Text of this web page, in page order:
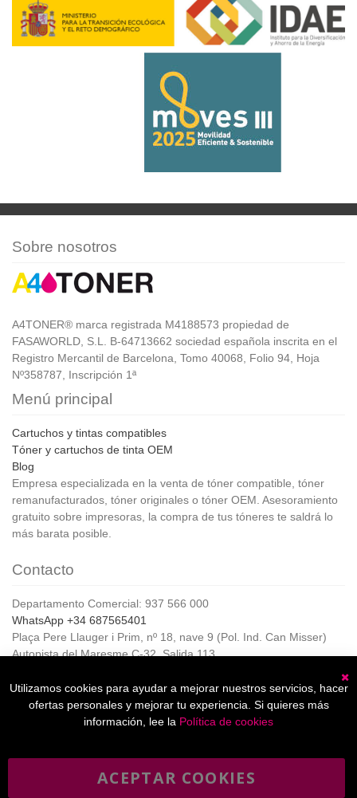
Sobre nosotros
A4TONER® marca registrada M4188573 propiedad de
FASAWORLD, S.L. B-64713662 sociedad española inscrita en el
Registro Mercantil de Barcelona, Tomo 40068, Folio 94, Hoja
Nº358787, Inscripción 1ª
Menú principal
Cartuchos y tintas compatibles
Tóner y cartuchos de tinta OEM
Blog
Empresa especializada en la venta de tóner compatible, tóner
remanufacturados, tóner originales o tóner OEM. Asesoramiento
gratuito sobre impresoras, la compra de tus tóneres te saldrá lo
más barata posible.
Contacto
Departamento Comercial: 937 566 000
WhatsApp +34 687565401
Plaça Pere Llauger i Prim, nº 18, nave 9 (Pol. Ind. Can Misser)
Autopista del Maresme C-32, Salida 113
Horario de Atención al cliente:
De lunes a jueves de 8:00 a 17:00,
Viernes de 8:00 a 15:00
Utilizamos cookies para ayudar a mejorar nuestros servicios, hacer
ofertas personales y mejorar tu experiencia. Si quieres más
información, lee la Política de cookies
ACEPTAR COOKIES